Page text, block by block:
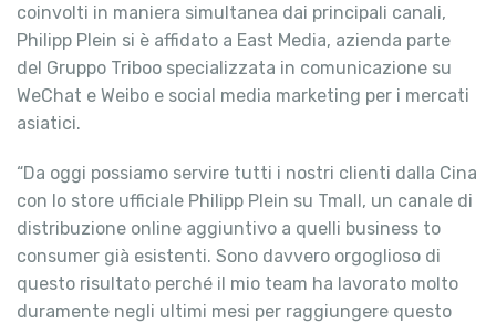
coinvolti in maniera simultanea dai principali canali,
Philipp Plein si è affidato a East Media, azienda parte
del Gruppo Triboo specializzata in comunicazione su
WeChat e Weibo e social media marketing per i mercati
asiatici.
“Da oggi possiamo servire tutti i nostri clienti dalla Cina
con lo store ufficiale Philipp Plein su Tmall, un canale di
distribuzione online aggiuntivo a quelli business to
consumer già esistenti. Sono davvero orgoglioso di
questo risultato perché il mio team ha lavorato molto
duramente negli ultimi mesi per raggiungere questo